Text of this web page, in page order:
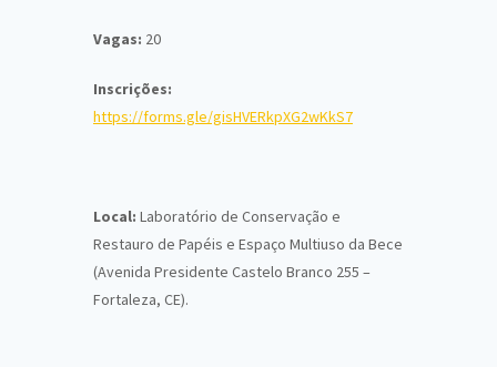
Vagas: 20
Inscrições:
https://forms.gle/gisHVERkpXG2wKkS7
Local: Laboratório de Conservação e
Restauro de Papéis e Espaço Multiuso da Bece
(Avenida Presidente Castelo Branco 255 –
Fortaleza, CE).